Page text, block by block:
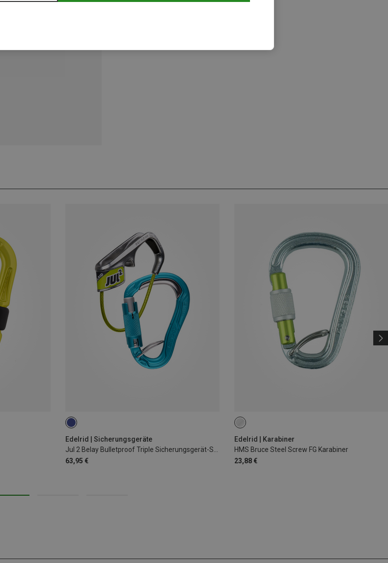
Edelrid | Sicherungsgeräte
63,95 €
Edelrid | Karabiner
HMS Bruce Steel Screw FG Karabiner
23,88 €